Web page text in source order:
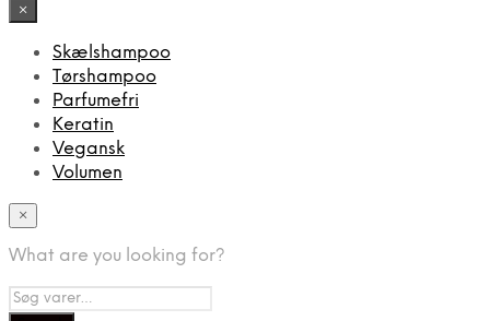
×
Skælshampoo
Tørshampoo
Parfumefri
Keratin
Vegansk
Volumen
×
What are you looking for?